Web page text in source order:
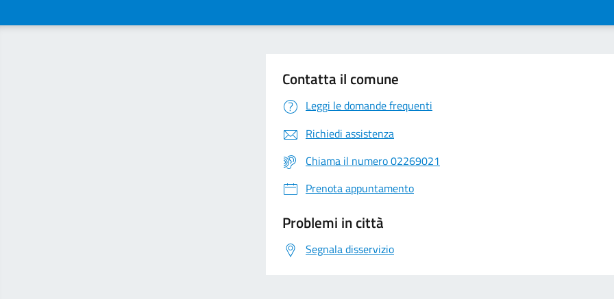
Contatta il comune
Leggi le domande frequenti
Richiedi assistenza
Chiama il numero 02269021
Prenota appuntamento
Problemi in città
Segnala disservizio